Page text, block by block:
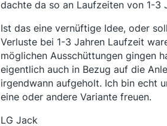
dachte da so an Laufzeiten von 1-3
Ist das eine vernüftige Idee, oder
Verluste bei 1-3 Jahren Laufzeit
möglichen Ausschüttungen gingen
eigentlich auch in Bezug auf die
irgendwann aufgeholt. Ich bin echt
eine oder andere Variante freuen.
LG Jack